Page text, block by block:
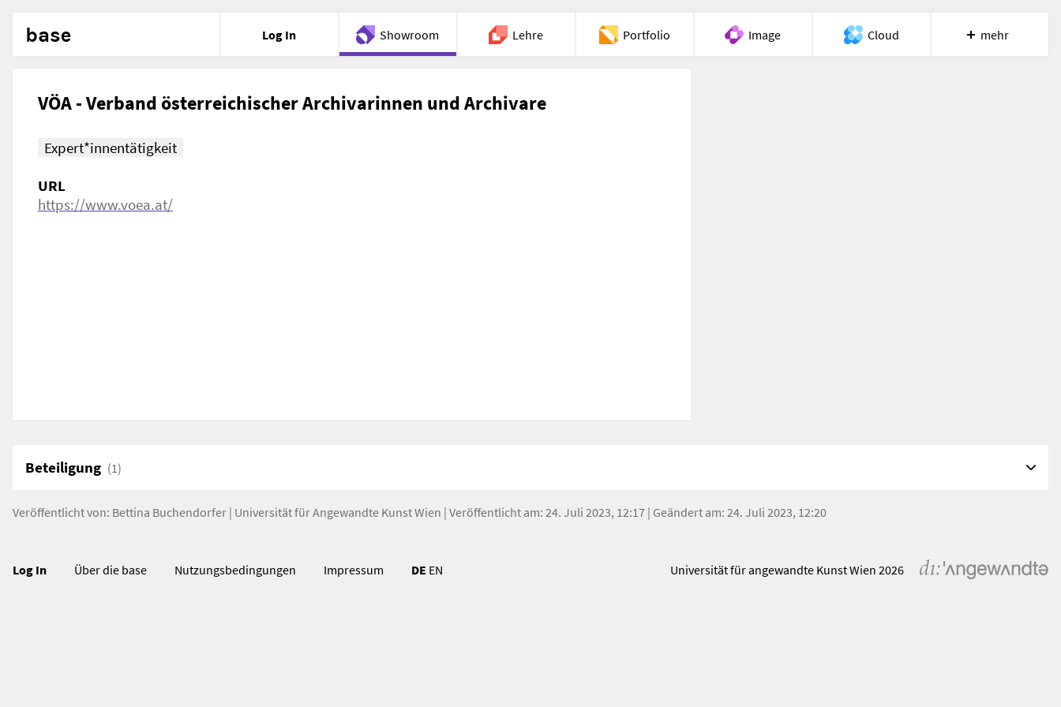
base Log In Showroom Lehre Portfolio Image Cloud mehr
VÖA - Verband österreichischer Archivarinnen und Archivare
Expert*innentätigkeit
URL
https://www.voea.at/
Beteiligung (1)
Veröffentlicht von: Bettina Buchendorfer | Universität für Angewandte Kunst Wien | Veröffentlicht am: 24. Juli 2023, 12:17 | Geändert am: 24. Juli 2023, 12:20
Log In Über die base Nutzungsbedingungen Impressum DE EN Universität für angewandte Kunst Wien 2026